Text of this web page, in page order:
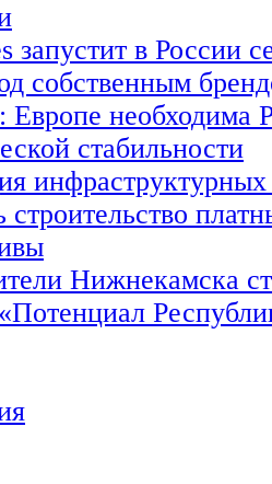
запустит в России
собственным
необходима
стабильности
строительство
Нижнекамска